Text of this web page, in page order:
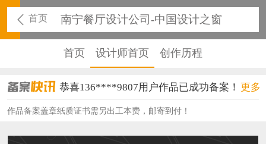
首页 南宁餐厅设计公司-中国设计之窗
首页 设计师首页 创作历程
恭喜136****9807用户作品已成功备案！
恭喜159****4930用户作品已成功备案！
恭喜150****6483用户作品已成功备案！
更多
作品备案盖章纸质证书需另出工本费，邮寄到付！